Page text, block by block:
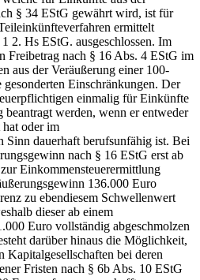
§ 34 EStG gewährt wird, ist für
ermittelt
2. Hs EStG. ausgeschlossen. Im
Freibetrag nach § 16 Abs. 4 EStG im
aus der Veräußerung einer 100-
Einschränkungen. Der
einmalig für Einkünfte
beantragt werden, wenn er entweder
hat oder im
Sinn dauerhaft berufsunfähig ist. Bei
nach § 16 EStG erst ab
Einkommensteuerermittlung
136.000 Euro
zu ebendiesem Schwellenwert
dieser ab einem
Euro vollständig abgeschmolzen
darüber hinaus die Möglichkeit,
Kapitalgesellschaften bei deren
Fristen nach § 6b Abs. 10 EStG